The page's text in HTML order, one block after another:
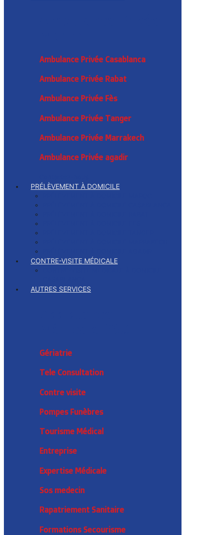
Ambulance Privée Casablanca
Ambulance Privée Rabat
Ambulance Privée Fès
Ambulance Privée Tanger
Ambulance Privée Marrakech
Ambulance Privée agadir
PRÉLÈVEMENT À DOMICILE
CONTRE-VISITE MÉDICALE
AUTRES SERVICES
Gériatrie
Tele Consultation
Contre visite
Pompes Funèbres
Tourisme Médical
Entreprise
Expertise Médicale
Sos medecin
Rapatriement Sanitaire
Formations Secourisme